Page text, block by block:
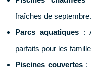
fraîches de septembre.
Parcs aquatiques :
parfaits pour les
Piscines couvertes: